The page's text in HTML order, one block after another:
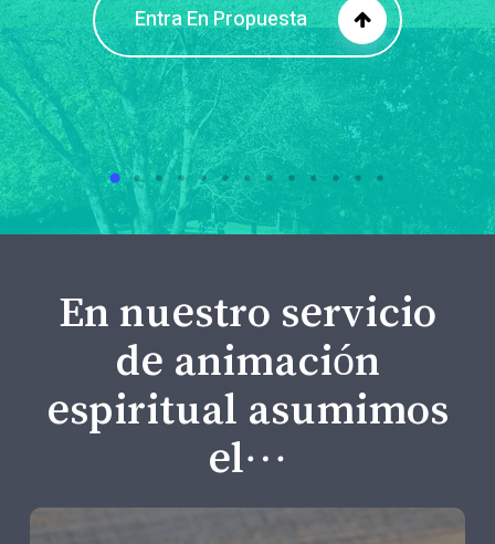
Entra En Propuesta
En nuestro servicio
de animación
espiritual asumimos
el…